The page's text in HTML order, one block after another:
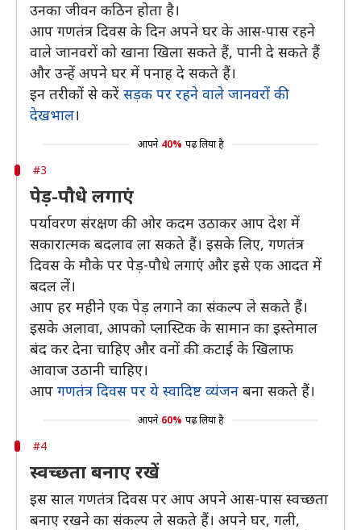
उनका जीवन कठिन होता है।
आप गणतंत्र दिवस के दिन अपने घर के आस-पास रहने
वाले जानवरों को खाना खिला सकते हैं, पानी दे सकते हैं
और उन्हें अपने घर में पनाह दे सकते हैं।
इन तरीकों से करें सड़क पर रहने वाले जानवरों की
देखभाल।
आपने 40% पढ़ लिया है
#3
पेड़-पौधे लगाएं
पर्यावरण संरक्षण की ओर कदम उठाकर आप देश में
सकारात्मक बदलाव ला सकते हैं। इसके लिए, गणतंत्र
दिवस के मौके पर पेड़-पौधे लगाएं और इसे एक आदत में
बदल लें।
आप हर महीने एक पेड़ लगाने का संकल्प ले सकते हैं।
इसके अलावा, आपको प्लास्टिक के सामान का इस्तेमाल
बंद कर देना चाहिए और वनों की कटाई के खिलाफ
आवाज उठानी चाहिए।
आप गणतंत्र दिवस पर ये स्वादिष्ट व्यंजन बना सकते हैं।
आपने 60% पढ़ लिया है
#4
स्वच्छता बनाए रखें
इस साल गणतंत्र दिवस पर आप अपने आस-पास स्वच्छता
बनाए रखने का संकल्प ले सकते हैं। अपने घर, गली,